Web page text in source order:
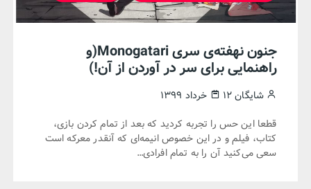
جنون نهفته‌ی سری Monogatari(و
راهنمایی برای سر در آوردن از آن!)
شایگان۱۲ خرداد ۱۳۹۹
قطعا این حس را تجربه کردید که بعد از تمام کردن بازی،
کتاب، فیلم و در این خصوص انیمه‌ای که آنقدر معرکه است
سعی می‌کنید آن را به تمام افرادی…